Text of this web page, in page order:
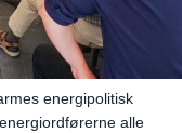
energipolitisk
alle